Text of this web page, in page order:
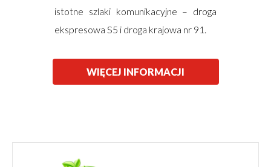
istotne szlaki komunikacyjne – droga
ekspresowa S5 i droga krajowa nr 91.
WIĘCEJ INFORMACJI